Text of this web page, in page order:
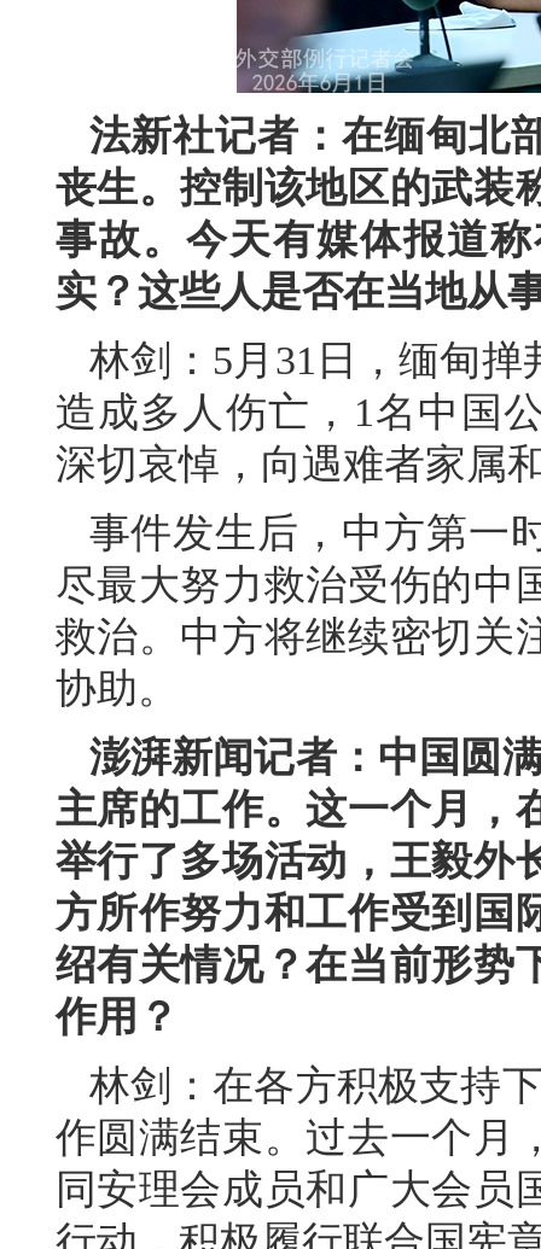
法新社记者：在缅甸北
丧生。控制该地区的武装
事故。今天有媒体报道
实？这些人是否在当地从
林剑：5月31日，缅甸
造成多人伤亡，1名中国
深切哀悼，向遇难者家属
事件发生后，中方第一
尽最大努力救治受伤的中
救治。中方将继续密切关
协助。
澎湃新闻记者：中国圆
主席的工作。这一个月，
举行了多场活动，王毅外
方所作努力和工作受到国
绍有关情况？在当前形势
作用？
林剑：在各方积极支持
作圆满结束。过去一个月
同安理会成员和广大会员